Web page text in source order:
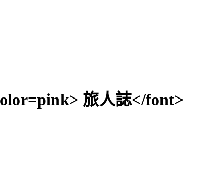
旅人誌</font>